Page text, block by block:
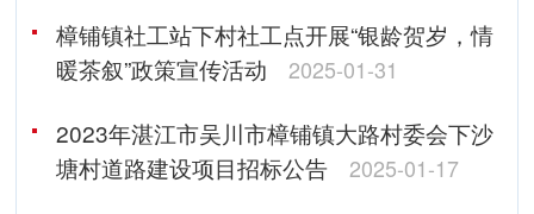
樟铺镇社工站下村社工点开展“银龄贺岁，情
暖茶叙”政策宣传活动
2025-01-31
2023年湛江市吴川市樟铺镇大路村委会下沙
塘村道路建设项目招标公告
2025-01-17